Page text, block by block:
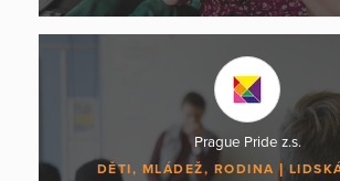
Prague Pride z.s.
DĚTI, MLÁDEŽ, RODINA